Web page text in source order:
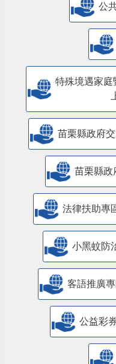
公
特殊境遇家庭
苗栗縣政府
苗栗縣政
法律扶助專
小黑蚊防
客語推廣
公益彩